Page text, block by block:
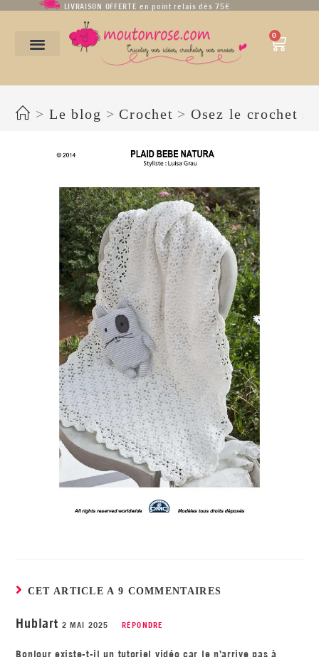
LIVRAISON OFFERTE en point relais dès 75€
0
> Le blog > Crochet > Osez le crochet
CET ARTICLE A 9 COMMENTAIRES
Hublart 2 MAI 2025 RÉPONDRE
Bonjour existe-t-il un tutoriel vidéo car je n’arrive pas à